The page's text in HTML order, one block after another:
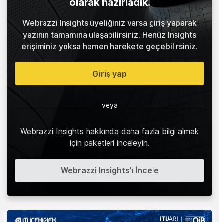
olarak hazırladık.
Webrazzi Insights üyeliğiniz varsa giriş yaparak
yazının tamamına ulaşabilirsiniz. Henüz Insights
erişiminiz yoksa hemen harekete geçebilirsiniz.
Giriş yap
veya
Webrazzi Insights hakkında daha fazla bilgi almak
için paketleri inceleyin.
Webrazzi Insights'ı İncele